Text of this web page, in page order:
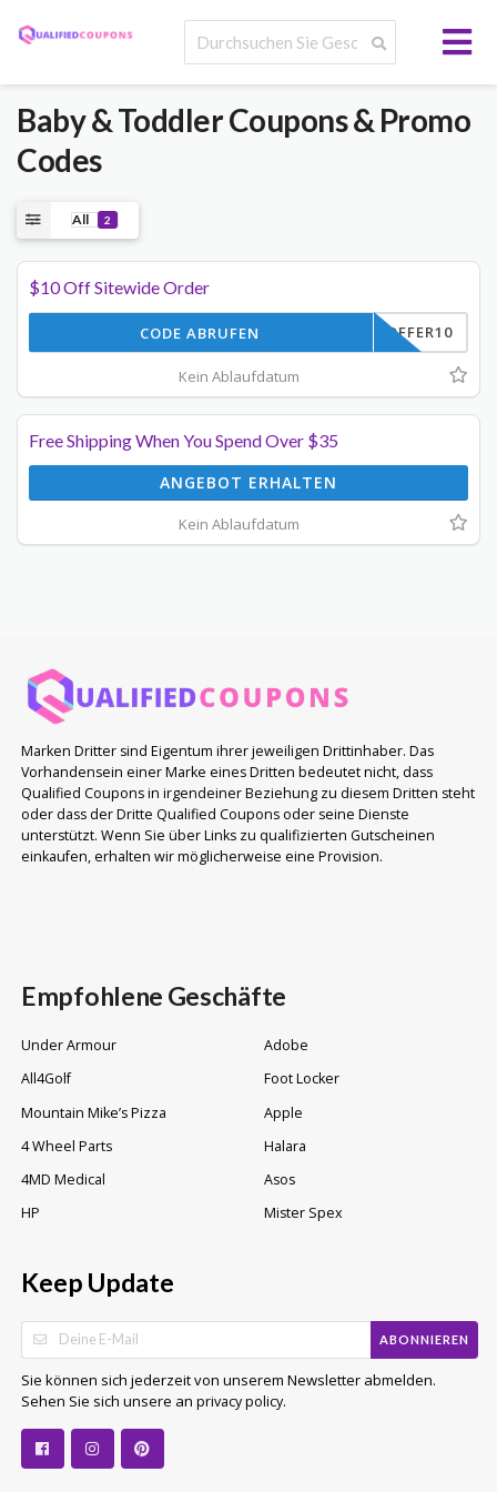
Baby & ToddlerCoupons & Promo
Codes
All 2
$10 Off Sitewide Order
OFFER10
CODE ABRUFEN
Kein Ablaufdatum
Free Shipping When You Spend Over $35
ANGEBOT ERHALTEN
Kein Ablaufdatum
Marken Dritter sind Eigentum ihrer jeweiligen Drittinhaber. Das
Vorhandensein einer Marke eines Dritten bedeutet nicht, dass
Qualified Coupons in irgendeiner Beziehung zu diesem Dritten steht
oder dass der Dritte Qualified Coupons oder seine Dienste
unterstützt. Wenn Sie über Links zu qualifizierten Gutscheinen
einkaufen, erhalten wir möglicherweise eine Provision.
Empfohlene Geschäfte
Under Armour
Adobe
All4Golf
Foot Locker
Mountain Mike’s Pizza
Apple
4 Wheel Parts
Halara
4MD Medical
Asos
HP
Mister Spex
Keep Update
ABONNIEREN
Sie können sich jederzeit von unserem Newsletter abmelden.
Sehen Sie sich unsere an privacy policy.